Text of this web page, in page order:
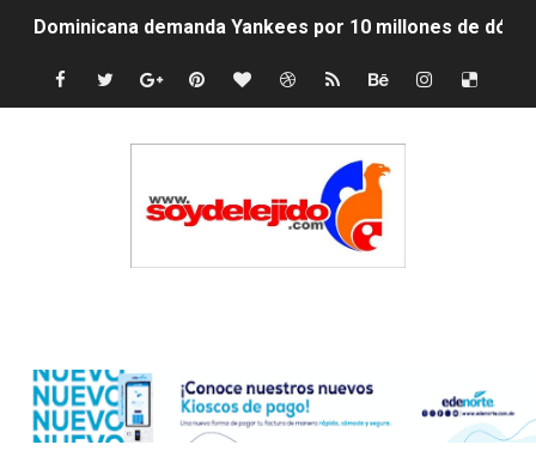
Dominicana demanda Yankees por 10 millones de
Precio del dólar hoy viernes 7 de agosto de 2026
Condenan a dos 'streamers' franceses por torturar
Nuevo Código Penal: hasta 20 años de cárcel por
Indomet pronostica temperaturas de hasta 35 °C para